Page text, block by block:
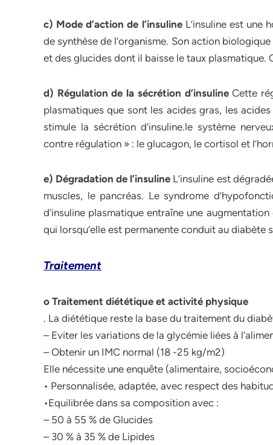
c) Mode d’action de l’insuline L’insuline est une
de synthèse de l’organisme. Son action
et des glucides dont il baisse le taux plasmatique.
d) Régulation de la sécrétion d’insulineCette
plasmatiques que sont les acides gras, les
stimule la sécrétion d’insuline.le système
contre régulation » : le glucagon, le cortisol et
e) Dégradation de l’insuline L’insuline est
muscles, le pancréas. Le syndrome
d’insuline plasmatique entraîne une
qui lorsqu’elle est permanente conduit au diabète
Traitement
o Traitement diététique et activité physique
. La diététique reste la base du traitement du
– Eviter les variations de la glycémie liées à
– Obtenir un IMC normal (18 -25 kg/m2)
Elle nécessite une enquête (alimentaire,
• Personnalisée, adaptée, avec respect des
•Equilibrée dans sa composition avec :
– 50 à 55 % de Glucides
– 30 % à 35 % de Lipides